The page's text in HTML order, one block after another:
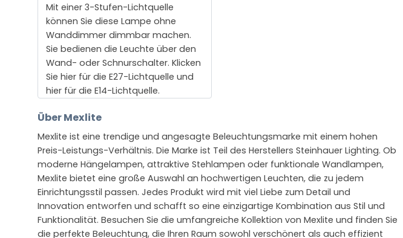
Mit einer 3-Stufen-Lichtquelle
können Sie diese Lampe ohne
Wanddimmer dimmbar machen.
Sie bedienen die Leuchte über den
Wand- oder Schnurschalter. Klicken
Sie hier für die E27-Lichtquelle und
hier für die E14-Lichtquelle.
Über Mexlite
Mexlite ist eine trendige und angesagte Beleuchtungsmarke mit einem hohen
Preis-Leistungs-Verhältnis. Die Marke ist Teil des Herstellers Steinhauer Lighting. Ob
moderne Hängelampen, attraktive Stehlampen oder funktionale Wandlampen,
Mexlite bietet eine große Auswahl an hochwertigen Leuchten, die zu jedem
Einrichtungsstil passen. Jedes Produkt wird mit viel Liebe zum Detail und
Innovation entworfen und schafft so eine einzigartige Kombination aus Stil und
Funktionalität. Besuchen Sie die umfangreiche Kollektion von Mexlite und finden Sie
die perfekte Beleuchtung, die Ihren Raum sowohl verschönert als auch effizient